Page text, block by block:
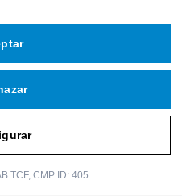
Icloby
BOLETIN
TCF, CMP ID: 405